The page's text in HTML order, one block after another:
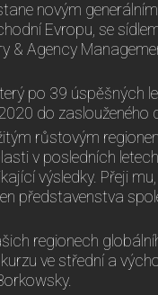
novým
Evropu, se
& Agency
po 39 úspěšných
do zaslouženého
růstovým
v posledních
výsledky. Přeji
představenstva
regionech
ve střední a